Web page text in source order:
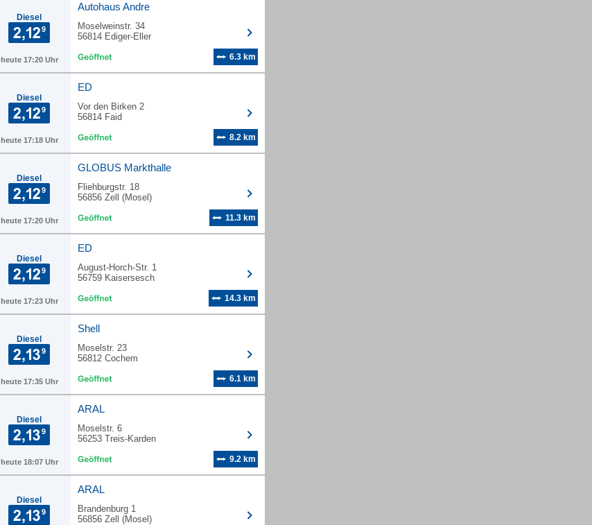
Diesel
heute 17:20 Uhr
Autohaus Andre
Moselweinstr. 34
56814 Ediger-Eller
6.3 km
Diesel
heute 17:18 Uhr
ED
Vor den Birken 2
56814 Faid
8.2 km
Diesel
heute 17:20 Uhr
GLOBUS Markthalle
Fliehburgstr. 18
56856 Zell (Mosel)
11.3 km
Diesel
heute 17:23 Uhr
ED
August-Horch-Str. 1
56759 Kaisersesch
14.3 km
Diesel
heute 17:35 Uhr
Shell
Moselstr. 23
56812 Cochem
6.1 km
Diesel
heute 18:07 Uhr
ARAL
Moselstr. 6
56253 Treis-Karden
9.2 km
Diesel
ARAL
Brandenburg 1
56856 Zell (Mosel)